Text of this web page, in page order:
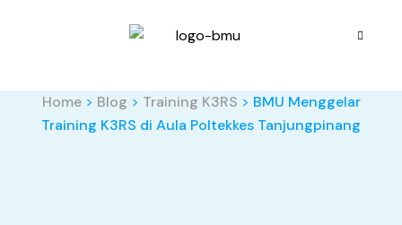
Home> Blog > Training K3RS > BMU Menggelar
Training K3RS di Aula Poltekkes Tanjungpinang